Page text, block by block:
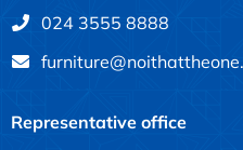
024 3555 8888
Representative office